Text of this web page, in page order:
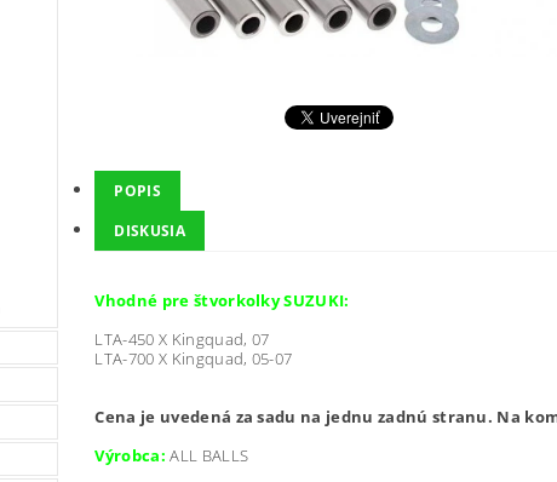
POPIS
DISKUSIA
Vhodné pre štvorkolky SUZUKI:
LTA-450 X Kingquad, 07
LTA-700 X Kingquad, 05-07
Cena je uvedená za sadu na jednu zadnú stranu. Na
Výrobca: ALL BALLS